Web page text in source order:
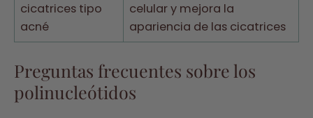
cicatrices tipo
acné
celular y mejora la
apariencia de las cicatrices
Preguntas frecuentes sobre los
polinucleótidos